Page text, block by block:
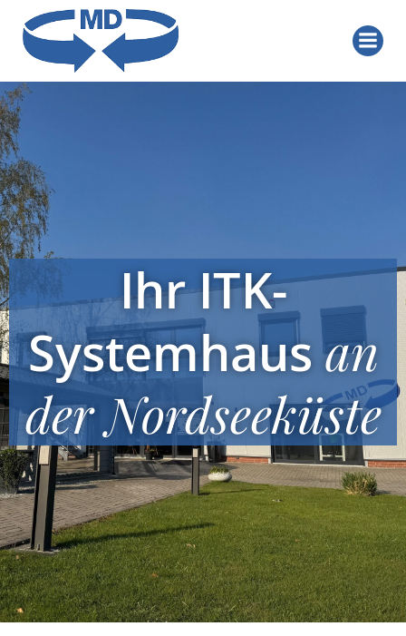
Ihr ITK-
Systemhausan
der Nordseeküste